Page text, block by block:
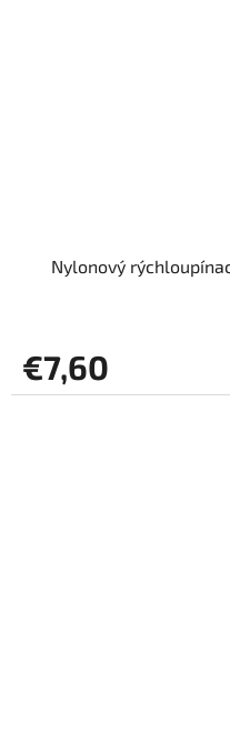
Nylonový
€7,60